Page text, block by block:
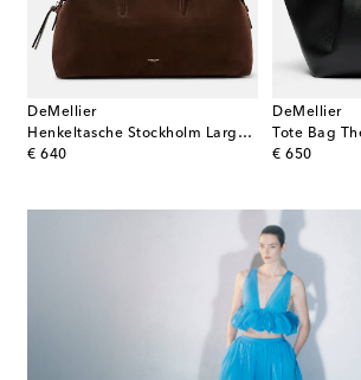
DeMellier
Henkeltasche Stockholm Large aus Veloursleder
€ 640
original price
DeMellier
€ 650
original price